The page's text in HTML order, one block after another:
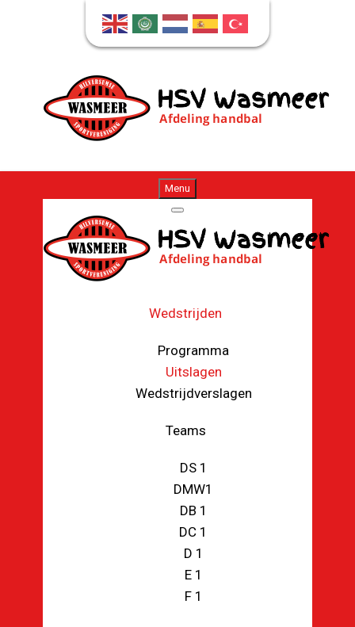
Menu
Wedstrijden
Programma
Uitslagen
Wedstrijdverslagen
Teams
DS 1
DMW1
DB 1
DC 1
D 1
E 1
F 1